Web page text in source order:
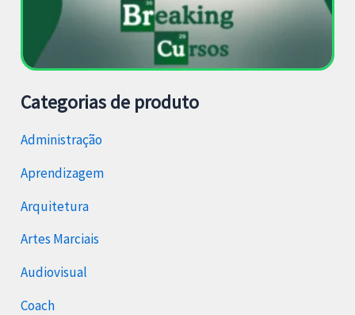
Categorias de produto
Administração
Aprendizagem
Arquitetura
Artes Marciais
Audiovisual
Coach